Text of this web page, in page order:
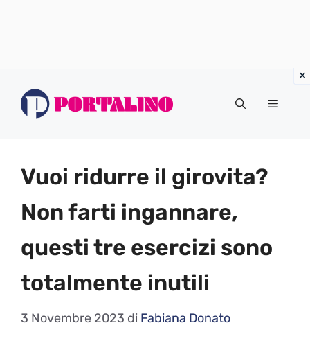
Menu
Vuoi ridurre il girovita?
Non farti ingannare,
questi tre esercizi sono
totalmente inutili
3 Novembre 2023 di Fabiana Donato